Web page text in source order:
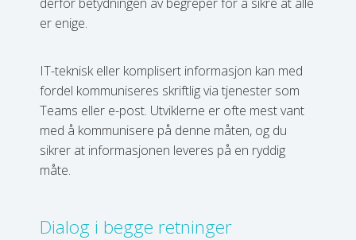
er enige.
IT-teknisk eller komplisert informasjon kan med
fordel kommuniseres skriftlig via tjenester som
Teams eller e-post. Utviklerne er ofte mest vant
med å kommunisere på denne måten, og du
sikrer at informasjonen leveres på en ryddig
måte.
Dialog i begge retninger